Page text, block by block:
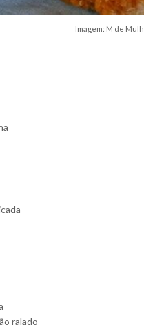
Imagem: M de
ralado